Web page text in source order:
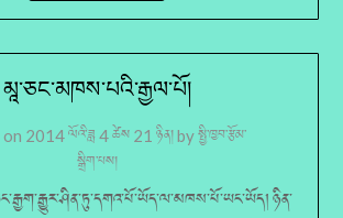
མཱ་ཅང་མཁས་པའི་རྒྱལ་པོ།
2014 ལོའི་ཟླ 4 ཚེས 21 ཉིན།byསྤྱི་ཁྱབ་རྩོམ་
སྒྲིག་པས།
ཉིན་